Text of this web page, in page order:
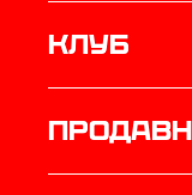
Клуб